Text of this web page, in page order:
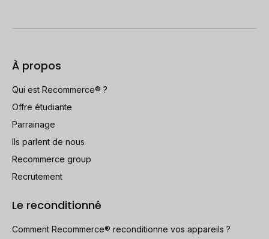
À propos
Qui est Recommerce® ?
Offre étudiante
Parrainage
Ils parlent de nous
Recommerce group
Recrutement
Le reconditionné
Comment Recommerce® reconditionne vos appareils ?